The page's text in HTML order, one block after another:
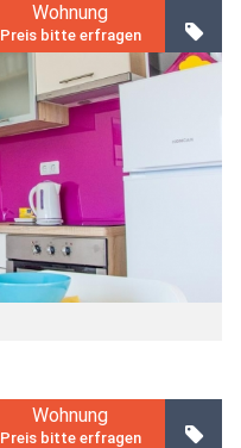
Wohnung
Preis bitte erfragen
Wohnung
Preis bitte erfragen